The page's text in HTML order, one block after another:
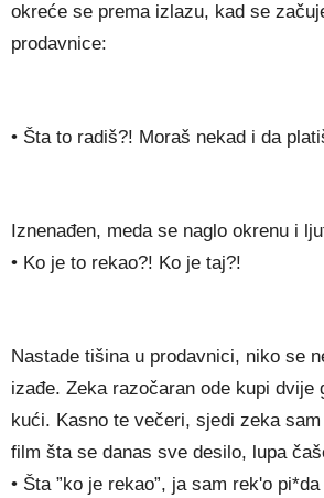
okreće se prema izlazu, kad se
prodavnice:
• Šta to radiš?! Moraš nekad i da
Iznenađen, meda se naglo okrenu i
• Ko je to rekao?! Ko je taj?!
Nastade tišina u prodavnici, niko se
izađe. Zeka razočaran ode kupi dvije
kući. Kasno te večeri, sjedi zeka
film šta se danas sve desilo, lupa
• Šta ”ko je rekao”, ja sam rek'o